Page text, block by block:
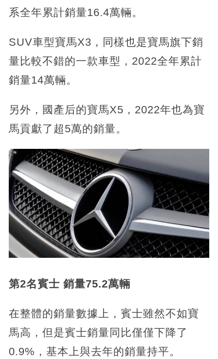
系全年累計銷量16.4萬輛。
SUV車型寶馬X3，同樣也是寶馬旗下銷
量比較不錯的一款車型，2022全年累計
銷量14萬輛。
另外，國產后的寶馬X5，2022年也為寶
馬貢獻了超5萬的銷量。
第2名賓士 銷量75.2萬輛
在整體的銷量數據上，賓士雖然不如寶
馬高，但是賓士銷量同比僅僅下降了
0.9%，基本上與去年的銷量持平。